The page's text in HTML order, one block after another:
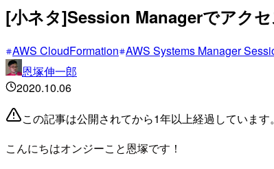
[小ネタ]Session Managerでアク
AWS CloudFormation AWS Systems Manager
恩塚伸一郎
2020.10.06
この記事は公開されてから1年以上経過していま
こんにちはオンジーこと恩塚です！